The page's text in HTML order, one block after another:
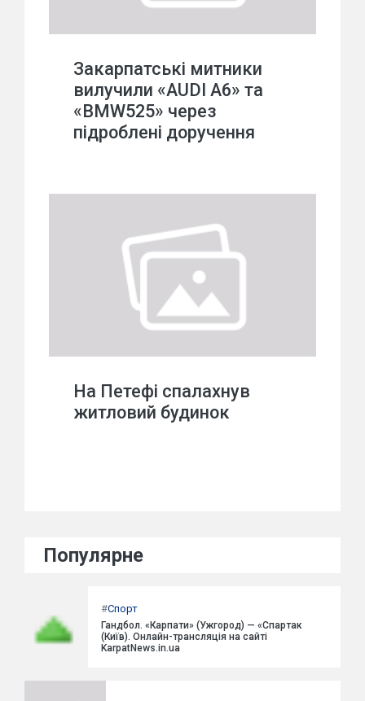
Закарпатські митники
вилучили «AUDI A6» та
«BMW525» через
підроблені доручення
На Петефі спалахнув
житловий будинок
Популярне
#Спорт
Гандбол. «Карпати» (Ужгород) — «Спартак
(Київ). Онлайн-трансляція на сайті
KarpatNews.in.ua